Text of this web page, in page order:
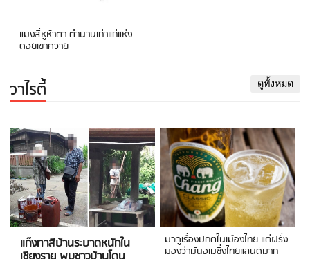
แมงสี่หูห้าตา ตำนานเก่าแก่แห่ง
ดอยเขาควาย
วาไรตี้ ดูทั้งหมด
แก๊งทาสีบ้านระบาดหนักใน มาดูเรื่องปกติในเมืองไทย แต่ฝรั่ง
มองว่ามันอเมซิ่งไทยแลนด์มาก